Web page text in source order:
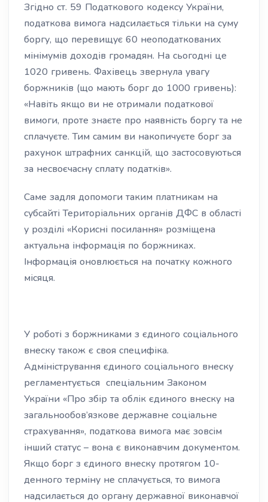
Згідно ст. 59 Податкового кодексу України,
податкова вимога надсилається тільки на суму
боргу, що перевищує 60 неоподаткованих
мінімумів доходів громадян. На сьогодні це
1020 гривень. Фахівець звернула увагу
боржників (що мають борг до 1000 гривень):
«Навіть якщо ви не отримали податкової
вимоги, проте знаєте про наявність боргу та не
сплачуєте. Тим самим ви накопичуєте борг за
рахунок штрафних санкцій, що застосовуються
за несвоєчасну сплату податків».
Саме задля допомоги таким платникам на
субсайті Територіальних органів ДФС в області
у розділі «Корисні посилання» розміщена
актуальна інформація по боржниках.
Інформація оновлюється на початку кожного
місяця.
У роботі з боржниками з єдиного соціального
внеску також є своя специфіка.
Адміністрування єдиного соціального внеску
регламентується спеціальним Законом
України «Про збір та облік єдиного внеску на
загальнообов’язкове державне соціальне
страхування», податкова вимога має зовсім
інший статус – вона є виконавчим документом.
Якщо борг з єдиного внеску протягом 10-
денного терміну не сплачується, то вимога
надсилається до органу державної виконавчої